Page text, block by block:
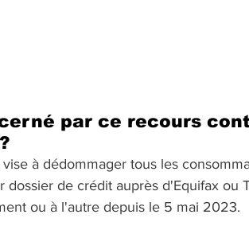
par ce recours
à dédommager tous les
dossier de crédit auprès d'Equifax ou
ou à l'autre depuis le 5 mai 2023.